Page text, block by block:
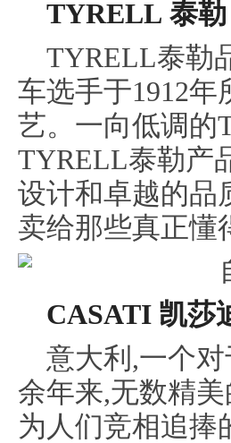
TYRELL 泰勒
TYRELL泰勒
车选手于1912
艺。一向低调的
TYRELL泰勒产
设计和卓越的品
卖给那些真正懂
CASATI 凯莎
意大利,一个
余年来,无数精
为人们竞相追捧